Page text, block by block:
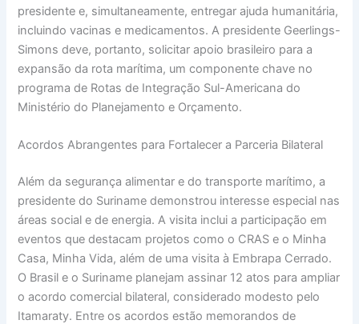
presidente e, simultaneamente, entregar ajuda humanitária,
incluindo vacinas e medicamentos. A presidente Geerlings-
Simons deve, portanto, solicitar apoio brasileiro para a
expansão da rota marítima, um componente chave no
programa de Rotas de Integração Sul-Americana do
Ministério do Planejamento e Orçamento.
Acordos Abrangentes para Fortalecer a Parceria Bilateral
Além da segurança alimentar e do transporte marítimo, a
presidente do Suriname demonstrou interesse especial nas
áreas social e de energia. A visita inclui a participação em
eventos que destacam projetos como o CRAS e o Minha
Casa, Minha Vida, além de uma visita à Embrapa Cerrado.
O Brasil e o Suriname planejam assinar 12 atos para ampliar
o acordo comercial bilateral, considerado modesto pelo
Itamaraty. Entre os acordos estão memorandos de